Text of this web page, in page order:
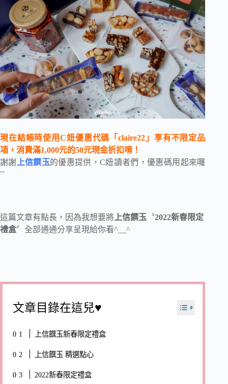
現在結帳時使用C妞優惠代碼「claire22」享有不限定品
項，消費滿1,000元的50元現金折扣唷！
謝謝 上信饌玉的優惠提供，C妞讀者們，優惠碼用起來囉
~
這篇文章有點長，因為我想要將 上信饌玉 〝2022新春限定
禮盒〞全部通通分享呈現給你看^__^
文章目錄在這兒♥
上信饌玉新春限定禮盒
上信饌玉 精選點心
2022新春限定禮盒